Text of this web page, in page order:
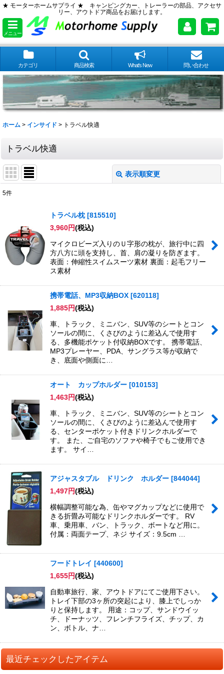
★ モーターホームサプライ ★ キャンピングカー、トレーラーの部品、アクセサ
リー、アウトドア商品をお届けします。
メニュー
カテゴリ 商品検索 What's New 問い合わせ
ホーム > インサイド > トラベル快適
トラベル快適
表示順変更
並び順:
絞り込む
5件
トラベル枕 [815510]
3,960円(税込)
マイクロビーズ入りのＵ字形の枕が、旅行中に四
方八方に頭を支持し、首、肩の凝りを防ぎます。
表面：伸縮性スイムスーツ素材 裏面：起毛フリー
ス素材
携帯電話、MP3収納BOX [620118]
1,885円(税込)
車、トラック、ミニバン、SUV等のシートとコン
ソールの間に、くさびのように差込んで使用す
る、多機能ポケット付収納BOXです。 携帯電話、
MP3プレーヤー、PDA、サングラス等が収納で
き、底面や側面に…
オート カップホルダー [010153]
1,463円(税込)
車、トラック、ミニバン、SUV等のシートとコン
ソールの間に、くさびのように差込んで使用す
る、センターポケット付きドリンクホルダーで
す。 また、ご自宅のソファや椅子でもご使用でき
ます。 サイ…
アジャスタブル ドリンク ホルダー [844044]
1,497円(税込)
横幅調整可能な為、缶やマグカップなどに使用で
きる折畳み可能なドリンクホルダーです。 RV
車、乗用車、バン、トラック、ボートなど用に。
付属：両面テープ、ネジ サイズ：9.5cm …
フードトレイ [440600]
1,655円(税込)
自動車旅行、家、アウトドアにてご使用下さい。
トレイ下部の3ヶ所の突起により、膝上でしっか
りと保持します。 用途：コップ、サンドウイッ
チ、ドーナッツ、フレンチフライズ、チップ、カ
ン、ボトル、ナ…
最近チェックしたアイテム